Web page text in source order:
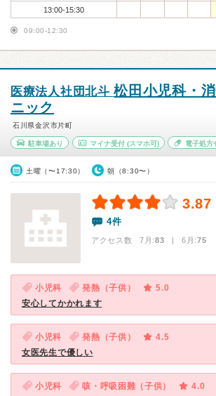
13:00-15:30
09:00-12:30
医療法人社団北斗松田小児科・
ニック
石川県金沢市片町
駐車場あり マイナ受付(スマホ可) 電子処方
土曜（〜17:30） 朝（8:30〜）
3.87
4件
アクセス数 7月:83 | 6月:75
小児科 発熱（子供）
5.0
安心してかかれます
小児科 発熱（子供）
4.5
女医先生で優しい
小児科 咳・呼吸困難（子供）
4.0